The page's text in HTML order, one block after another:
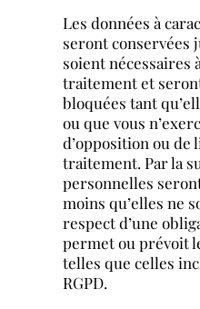
Les données à
seront conservées
soient nécessaires
traitement et
bloquées tant
ou que vous
d’opposition ou de
traitement. Par la
personnelles
moins qu’elles ne
respect d’une
permet ou prévoit
telles que celles
RGPD.